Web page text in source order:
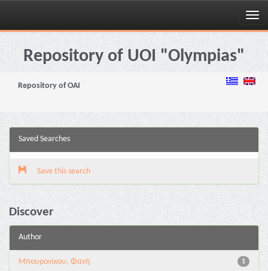
Skip
navigationRepository of UOI "Olympias"
Repository of OAI
Saved Searches
Save this search
Discover
Author
1
Μπουρονίκου, Φανή